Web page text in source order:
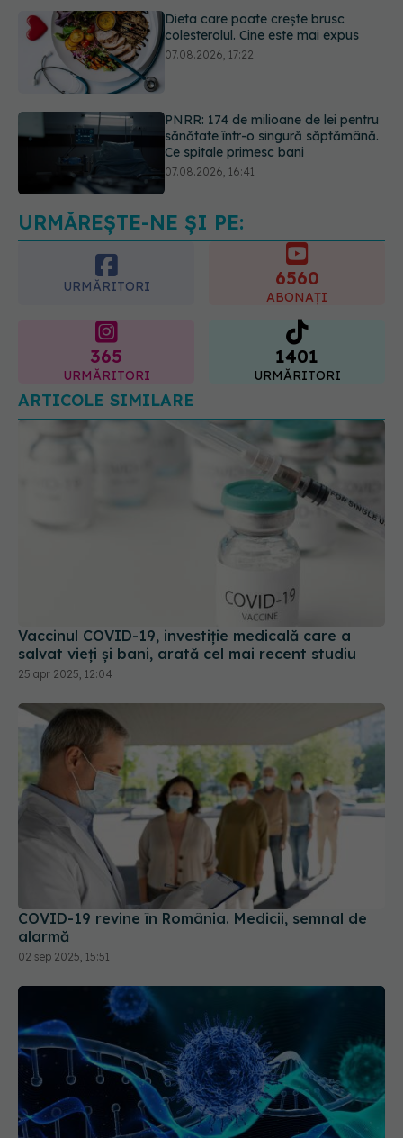
PNRR: 174 de milioane de lei pentru
sănătate într-o singură săptămână.
Ce spune culoarea ta preferată
despre vârsta pe care o ai. Care
este "codul cromatic" al generațiilor
URMĂREȘTE-NE ȘI PE:
URMĂRITORI 6560
ABONAȚI
365
URMĂRITORI
1401
URMĂRITORI
ARTICOLE SIMILARE
Vaccinul COVID-19, investiție medicală care a
salvat vieți și bani, arată cel mai recent studiu
25 apr 2025, 12:04
COVID-19 revine în România. Medicii, semnal de
alarmă
02 sep 2025, 15:51